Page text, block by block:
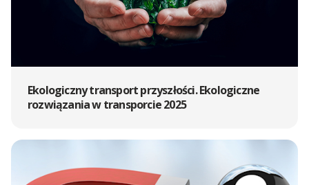
Ekologiczny transport przyszłości. Ekologiczne
rozwiązania w transporcie 2025